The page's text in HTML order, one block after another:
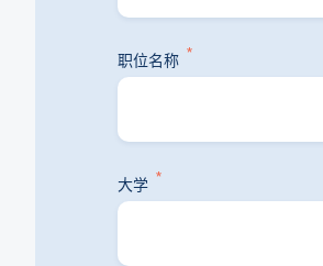
职位名称 *
大学 *